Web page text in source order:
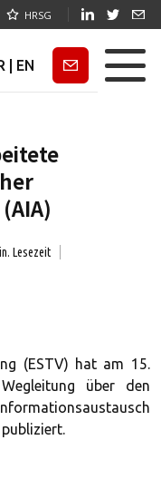
HRSG
EN Newsletter
Lesezeit
(ESTV) hat am 15.
über den